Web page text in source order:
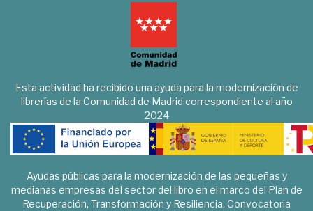
Esta actividad ha recibido una ayuda para la modernización de
librerías de la Comunidad de Madrid correspondiente al año
2024
Ayudas públicas para la modernización de las pequeñas y
medianas empresas del sector del libro en el marco del Plan de
Recuperación, Transformación y Resiliencia. Convocatoria